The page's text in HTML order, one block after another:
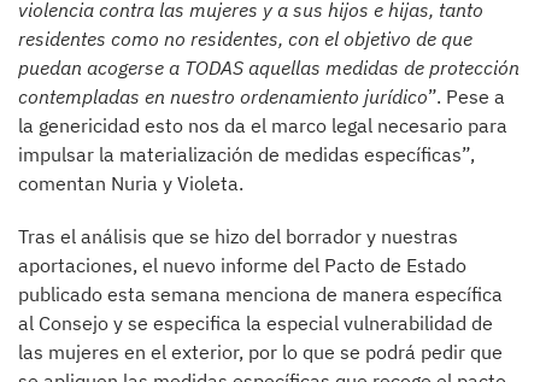
violencia contra las mujeres y a sus hijos e hijas, tanto
residentes como no residentes, con el objetivo de que
puedan acogerse a TODAS aquellas medidas de protección
contempladas en nuestro ordenamiento jurídico”. Pese a
la genericidad esto nos da el marco legal necesario para
impulsar la materialización de medidas específicas”,
comentan Nuria y Violeta.
Tras el análisis que se hizo del borrador y nuestras
aportaciones, el nuevo informe del Pacto de Estado
publicado esta semana menciona de manera específica
al Consejo y se especifica la especial vulnerabilidad de
las mujeres en el exterior, por lo que se podrá pedir que